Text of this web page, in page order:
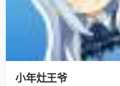
小年灶王爷